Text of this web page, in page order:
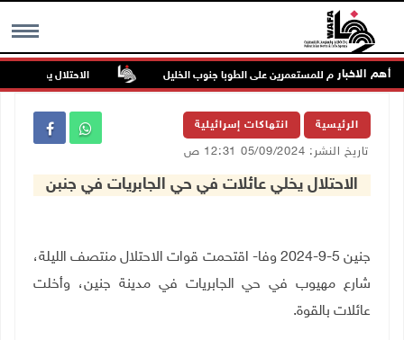
MENU أهم الاخبار
في هجوم للمستعمرين على الطوبا جنوب الخليل الاحتلال يقتحم
الرئيسية انتهاكات إسرائيلية
تاريخ النشر: 05/09/2024 12:31 ص
الاحتلال يخلي عائلات في حي الجابريات في جنبن
جنين 5-9-2024 وفا- اقتحمت قوات الاحتلال منتصف الليلة،
شارع مهيوب في حي الجابريات في مدينة جنين، وأخلت
عائلات بالقوة.